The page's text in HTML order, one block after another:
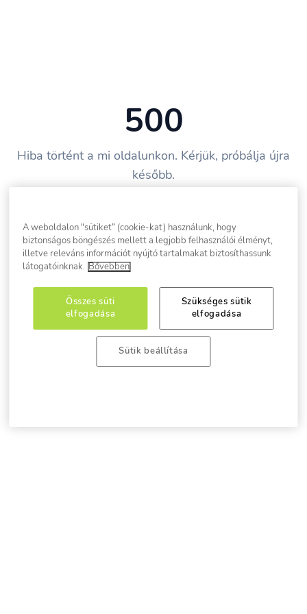
500
Hiba történt a mi oldalunkon. Kérjük, próbálja újra
később.
A weboldalon "sütiket” (cookie-kat) használunk, hogy
biztonságos böngészés mellett a legjobb felhasználói élményt,
illetve releváns információt nyújtó tartalmakat biztosíthassunk
látogatóinknak.
Bővebben
Összes süti
elfogadása
Szükséges sütik
elfogadása
Sütik beállítása